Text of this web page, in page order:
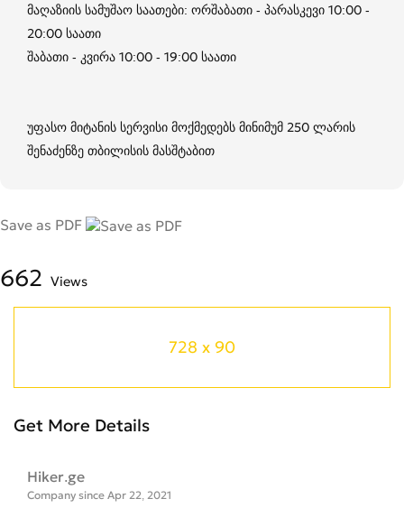
მაღაზიის სამუშაო საათები: ორშაბათი - პარასკევი 10:00 -
20:00 საათი
შაბათი - კვირა 10:00 - 19:00 საათი
უფასო მიტანის სერვისი მოქმედებს მინიმუმ 250 ლარის
შენაძენზე თბილისის მასშტაბით
Save as PDF
662 Views
728 x 90
Get More Details
Hiker.ge
Company since Apr 22, 2021